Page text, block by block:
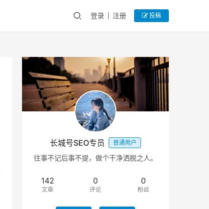
登录 注册 投稿
长城号SEO专员 普通用户
往事不记后事不提，做个干净洒脱之人。
142
文章
0
评论
0
粉丝